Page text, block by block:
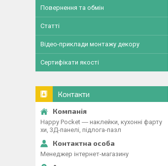
Повернення та обмін
Статті
Відео-приклади монтажу декору
Сертифікати якості
Контакти
Happy Pocket ― наклейки, кухонні фарту
хи, 3Д-панелі, підлога-пазл
Менеджер інтернет-магазину